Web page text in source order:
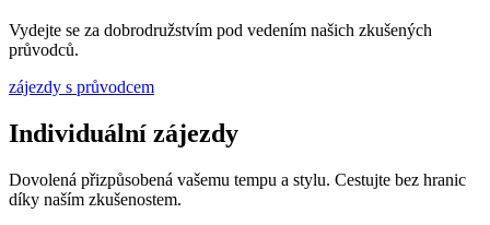
Vydejte se za dobrodružstvím pod vedením našich zkušených
průvodců.
zájezdy s průvodcem
Individuální zájezdy
Dovolená přizpůsobená vašemu tempu a stylu. Cestujte bez hranic
díky naším zkušenostem.